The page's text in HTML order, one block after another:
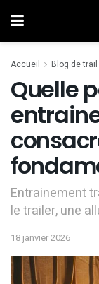
Accueil Blog de trail
Quelle
Entrainement
le trailer, une
18 janvier 2026